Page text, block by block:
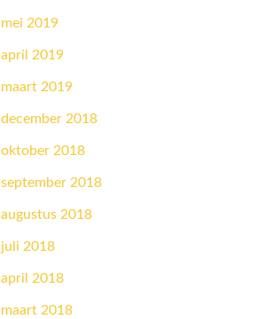
mei 2019
april 2019
maart 2019
december 2018
oktober 2018
september 2018
augustus 2018
juli 2018
april 2018
maart 2018